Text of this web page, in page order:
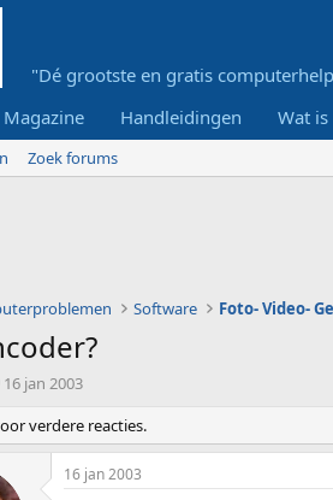
"Dé grootste en gratis
Magazine Handleidingen Wat
Zoek forums
Software Foto- Video-
S
a
r
d
16 jan 2003
verdere reacties.
16 jan 2003